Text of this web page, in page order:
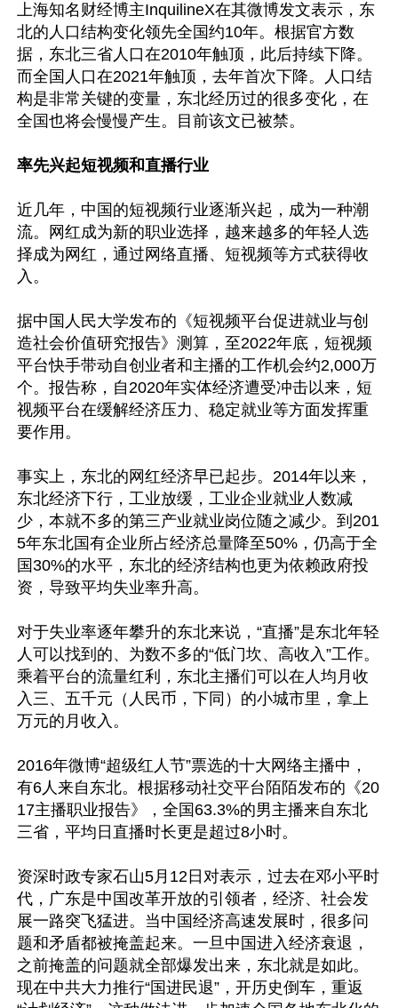
上海知名财经博主InquilineX在其微博发文表示，东
北的人口结构变化领先全国约10年。根据官方数
据，东北三省人口在2010年触顶，此后持续下降。
而全国人口在2021年触顶，去年首次下降。人口结
构是非常关键的变量，东北经历过的很多变化，在
全国也将会慢慢产生。目前该文已被禁。
率先兴起短视频和直播行业
近几年，中国的短视频行业逐渐兴起，成为一种潮
流。网红成为新的职业选择，越来越多的年轻人选
择成为网红，通过网络直播、短视频等方式获得收
入。
据中国人民大学发布的《短视频平台促进就业与创
造社会价值研究报告》测算，至2022年底，短视频
平台快手带动自创业者和主播的工作机会约2,000万
个。报告称，自2020年实体经济遭受冲击以来，短
视频平台在缓解经济压力、稳定就业等方面发挥重
要作用。
事实上，东北的网红经济早已起步。2014年以来，
东北经济下行，工业放缓，工业企业就业人数减
少，本就不多的第三产业就业岗位随之减少。到201
5年东北国有企业所占经济总量降至50%，仍高于全
国30%的水平，东北的经济结构也更为依赖政府投
资，导致平均失业率升高。
对于失业率逐年攀升的东北来说，“直播”是东北年轻
人可以找到的、为数不多的“低门坎、高收入”工作。
乘着平台的流量红利，东北主播们可以在人均月收
入三、五千元（人民币，下同）的小城市里，拿上
万元的月收入。
2016年微博“超级红人节”票选的十大网络主播中，
有6人来自东北。根据移动社交平台陌陌发布的《20
17主播职业报告》，全国63.3%的男主播来自东北
三省，平均日直播时长更是超过8小时。
资深时政专家石山5月12日对表示，过去在邓小平时
代，广东是中国改革开放的引领者，经济、社会发
展一路突飞猛进。当中国经济高速发展时，很多问
题和矛盾都被掩盖起来。一旦中国进入经济衰退，
之前掩盖的问题就全部爆发出来，东北就是如此。
现在中共大力推行“国进民退”，开历史倒车，重返